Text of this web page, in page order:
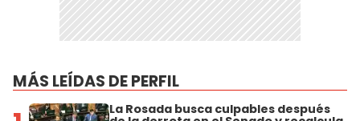
MÁS LEÍDAS DE PERFIL
La Rosada busca culpables después